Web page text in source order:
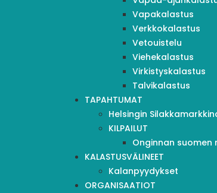
Vapakalastus
Verkkokalastus
Vetouistelu
Viehekalastus
Virkistyskalastus
Talvikalastus
TAPAHTUMAT
Helsingin
KILPAILUT
Onginnan suomen
KALASTUSVÄLINEET
Kalanpyydykset
ORGANISAATIOT